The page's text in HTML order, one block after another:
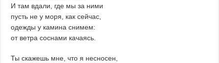
И там вдали, где мы за ними
пусть не у моря, как сейчас,
одежды у камина снимем:
от ветра соснами качаясь.
Ты скажешь мне, что я несносен,